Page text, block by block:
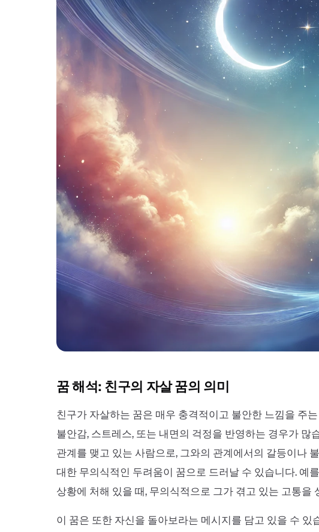
꿈 해석: 친구의 자살 꿈의 의미
친구가 자살하는 꿈은 매우 충격적이고 불안한 느낌을 주
불안감, 스트레스, 또는 내면의 걱정을 반영하는 경우가 많
관계를 맺고 있는 사람으로, 그와의 관계에서의 갈등이나
대한 무의식적인 두려움이 꿈으로 드러날 수 있습니다. 예
상황에 처해 있을 때, 무의식적으로 그가 겪고 있는 고통을
이 꿈은 또한 자신을 돌아보라는 메시지를 담고 있을 수 있